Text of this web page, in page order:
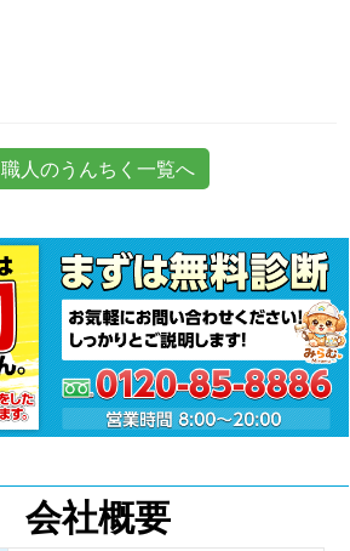
職人のうんちく一覧へ
会社概要